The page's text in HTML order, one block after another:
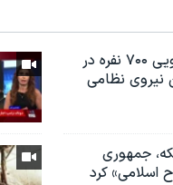
ارتش آمریکا؛ از نيرویی ۷۰۰ نفره در
نیروی نظامی
جمهوری
اسلامی» کرد